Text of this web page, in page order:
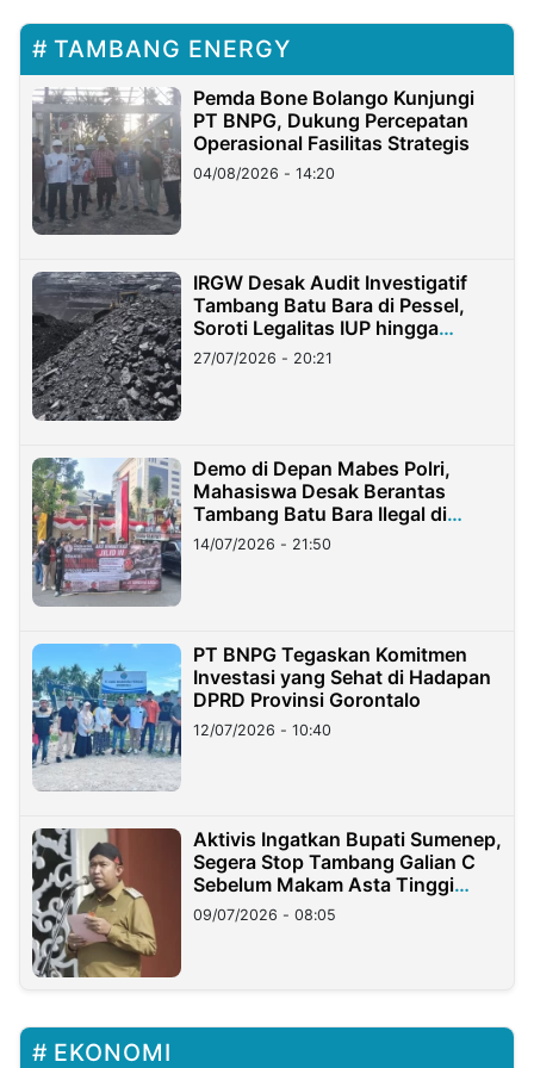
TAMBANG ENERGY
Pemda Bone Bolango Kunjungi
PT BNPG, Dukung Percepatan
Operasional Fasilitas Strategis
04/08/2026 - 14:20
IRGW Desak Audit Investigatif
Tambang Batu Bara di Pessel,
Soroti Legalitas IUP hingga
Stockpile
27/07/2026 - 20:21
Demo di Depan Mabes Polri,
Mahasiswa Desak Berantas
Tambang Batu Bara Ilegal di
Lampung
14/07/2026 - 21:50
PT BNPG Tegaskan Komitmen
Investasi yang Sehat di Hadapan
DPRD Provinsi Gorontalo
12/07/2026 - 10:40
Aktivis Ingatkan Bupati Sumenep,
Segera Stop Tambang Galian C
Sebelum Makam Asta Tinggi
Longsor
09/07/2026 - 08:05
EKONOMI